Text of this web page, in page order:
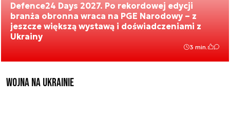
Defence24 Days 2027. Po rekordowej edycji
branża obronna wraca na PGE Narodowy – z
jeszcze większą wystawą i doświadczeniami z
Ukrainy
3 min.
Wojna na Ukrainie